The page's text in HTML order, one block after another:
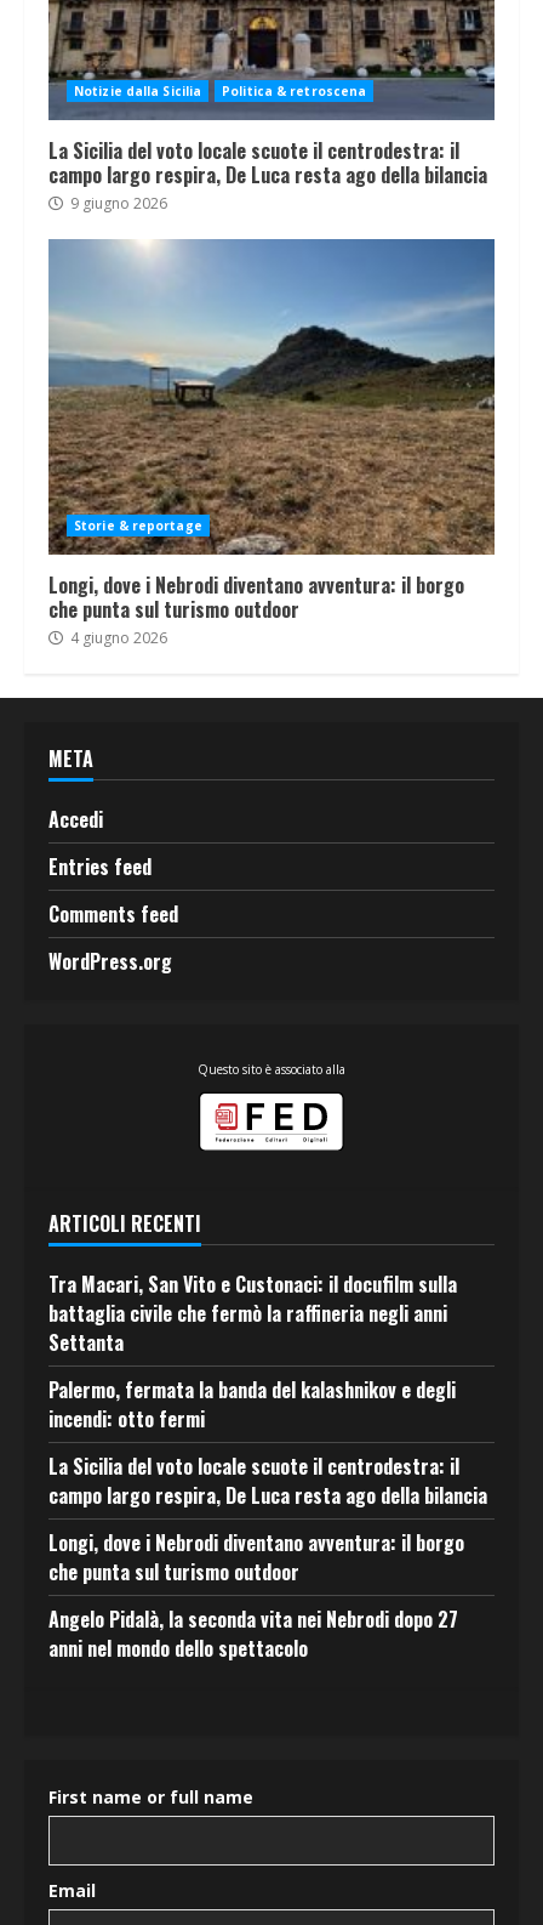
Notizie dalla Sicilia Politica & retroscena
La Sicilia del voto locale scuote il centrodestra: il
campo largo respira, De Luca resta ago della bilancia
9 giugno 2026
Storie & reportage
Longi, dove i Nebrodi diventano avventura: il borgo
che punta sul turismo outdoor
4 giugno 2026
META
Accedi
Entries feed
Comments feed
WordPress.org
Questo sito è associato alla
ARTICOLI RECENTI
Tra Macari, San Vito e Custonaci: il docufilm sulla
battaglia civile che fermò la raffineria negli anni
Settanta
Palermo, fermata la banda del kalashnikov e degli
incendi: otto fermi
La Sicilia del voto locale scuote il centrodestra: il
campo largo respira, De Luca resta ago della bilancia
Longi, dove i Nebrodi diventano avventura: il borgo
che punta sul turismo outdoor
Angelo Pidalà, la seconda vita nei Nebrodi dopo 27
anni nel mondo dello spettacolo
First name or full name
Email